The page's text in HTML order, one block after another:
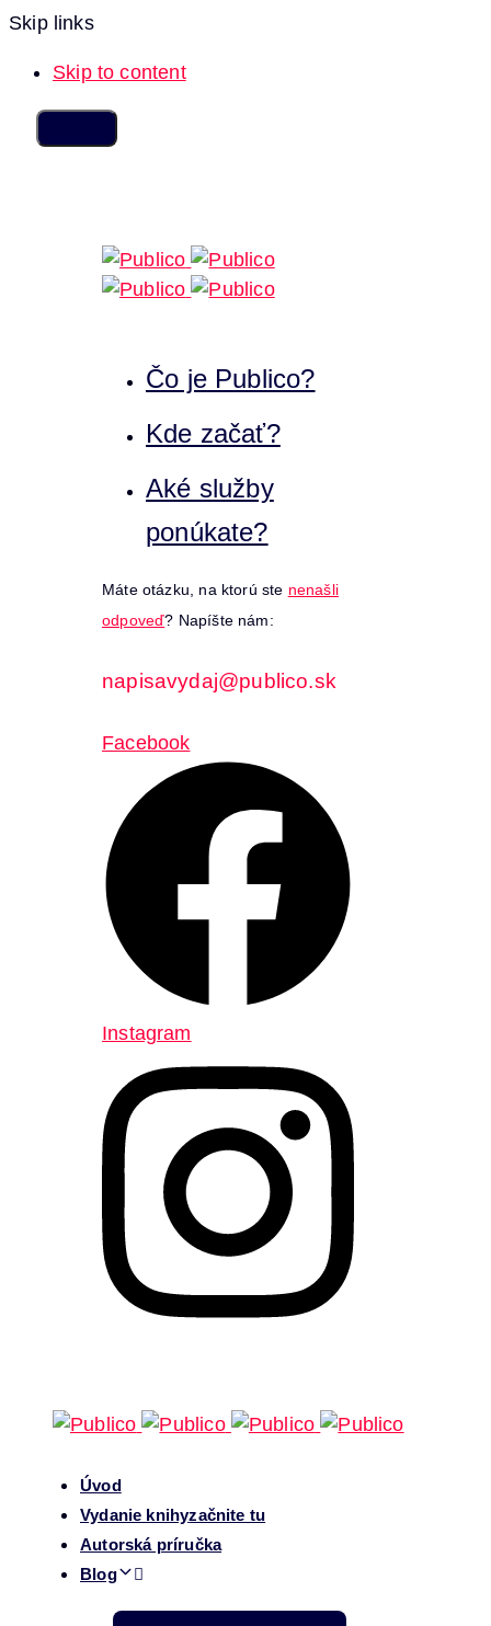
Skip links
Skip to content
Čo je Publico?
Kde začať?
Aké služby
ponúkate?
Máte otázku, na ktorú ste nenašli
odpoveď? Napíšte nám:
napisavydaj@publico.sk
Facebook
Instagram
Úvod
Vydanie knihyzačnite tu
Autorská príručka
Blog